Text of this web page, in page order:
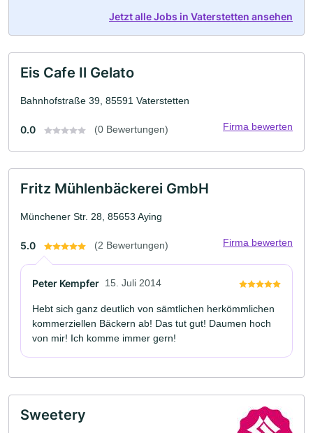
Jetzt alle Jobs in Vaterstetten ansehen
Eis Cafe Il Gelato
Bahnhofstraße 39, 85591 Vaterstetten
0.0 (0 Bewertungen) Firma bewerten
Fritz Mühlenbäckerei GmbH
Münchener Str. 28, 85653 Aying
5.0 (2 Bewertungen) Firma bewerten
Peter Kempfer 15. Juli 2014
Hebt sich ganz deutlich von sämtlichen herkömmlichen
kommerziellen Bäckern ab! Das tut gut! Daumen hoch
von mir! Ich komme immer gern!
Sweetery